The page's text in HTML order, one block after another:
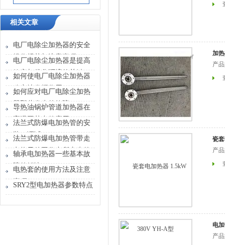
相关文章
电厂电除尘加热器的安全
操作规范与注意事项
电厂电除尘加热器是提高
效率与优化环境的关键
如何使电厂电除尘加热器
稳定地发挥作用？
如何应对电厂电除尘加热
器那些发生的故障？
导热油锅炉管道加热器在
高温工艺中的应用
法兰式防爆电加热管的安
装、调试
法兰式防爆电加热管带走
电热元件工作中所产生的
高温热能量，使被加热介
质温度升高
轴承电加热器一些基本故
障的解决
电热套的使用方法及注意
事项
SRY2型电加热器参数特点
加
产
瓷
产
电
产